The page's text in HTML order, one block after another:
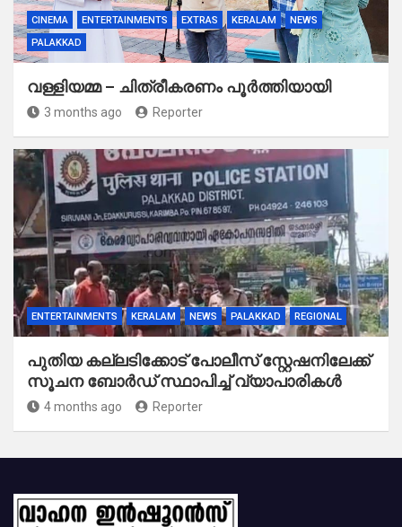
CINEMA ENTERTAINMENTS EXTRAS KERALAM
NEWS
PALAKKAD
വള്ളിയമ്മ – ചിത്രീകരണം പൂർത്തിയായി
3 months ago Reporter
ENTERTAINMENTS KERALAM NEWS PALAKKAD REGIONAL
പുതിയ കല്ലടിക്കോട് പോലീസ് സ്റ്റേഷനിലേക്ക്
സൂചന ബോർഡ് സ്ഥാപിച്ച് വ്യാപാരികൾ
4 months ago Reporter